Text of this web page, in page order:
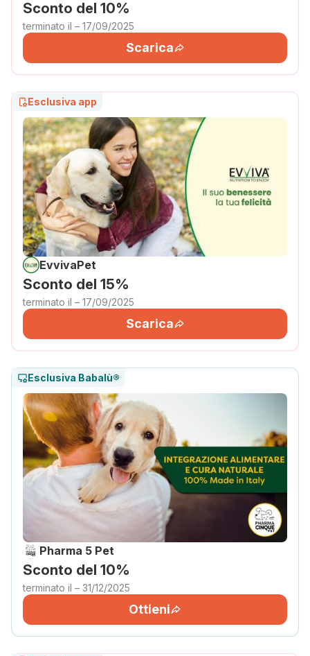
Sconto del 10%
terminato il – 17/09/2025
Scarica
Esclusiva app
EvvivaPet
Sconto del 15%
terminato il – 17/09/2025
Scarica
Esclusiva Babalù®
Pharma 5 Pet
Sconto del 10%
terminato il – 31/12/2025
Ottieni